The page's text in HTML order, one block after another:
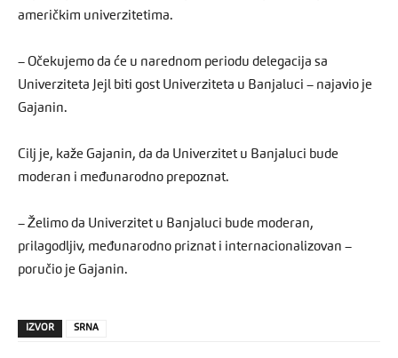
američkim univerzitetima.
– Očekujemo da će u narednom periodu delegacija sa
Univerziteta Jejl biti gost Univerziteta u Banjaluci – najavio je
Gajanin.
Cilj je, kaže Gajanin, da da Univerzitet u Banjaluci bude
moderan i međunarodno prepoznat.
– Želimo da Univerzitet u Banjaluci bude moderan,
prilagodljiv, međunarodno priznat i internacionalizovan –
poručio je Gajanin.
IZVOR SRNA